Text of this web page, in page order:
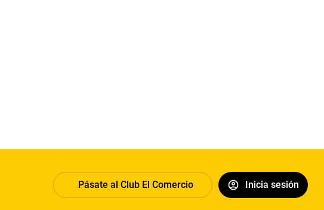
Pásate al Club El Comercio Inicia sesión